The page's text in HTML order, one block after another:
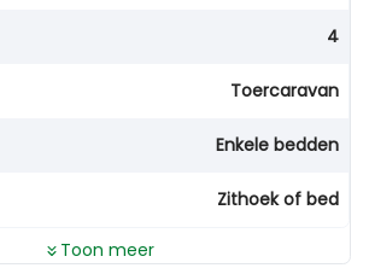
4
Toercaravan
Enkele bedden
Zithoek of bed
Toon meer